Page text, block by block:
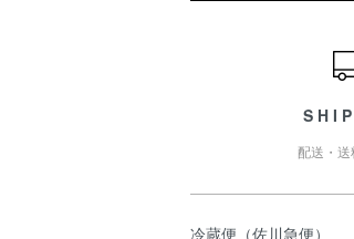
配送・
冷蔵便（佐川急便）